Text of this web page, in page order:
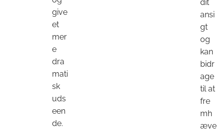
give
et
mer
e
dra
mati
sk
uds
een
de.
dit
ansi
gt
og
kan
bidr
age
til at
fre
mh
æve